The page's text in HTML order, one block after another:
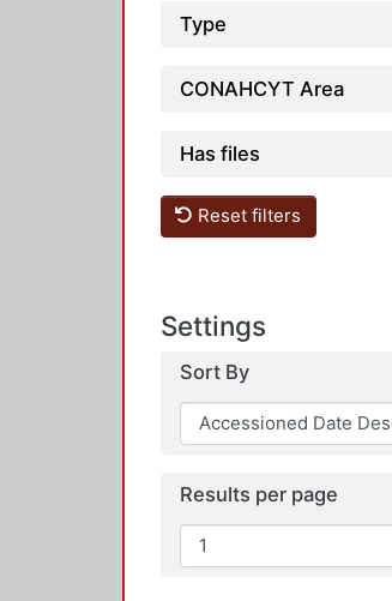
Type
CONAHCYT Area
Has files
Reset filters
Settings
Sort By
Results per page